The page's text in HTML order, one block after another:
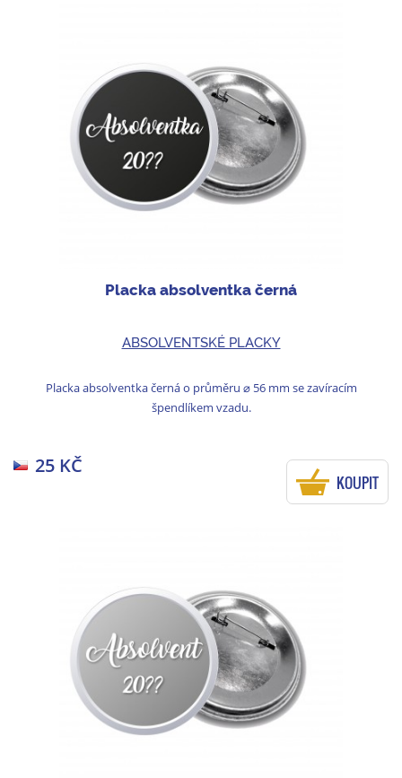
Placka absolventka černá
ABSOLVENTSKÉ PLACKY
Placka absolventka černá o průměru ⌀ 56 mm se zavíracím
špendlíkem vzadu.
25 KČ
KOUPIT